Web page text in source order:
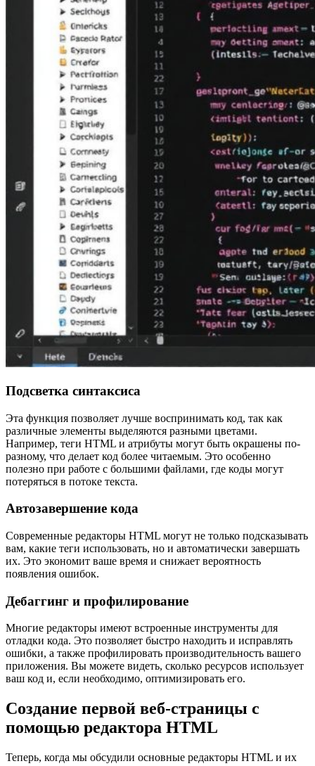
Подсветка синтаксиса
Эта функция позволяет лучше воспринимать код, так как
различные элементы выделяются разными цветами.
Например, теги HTML и атрибуты могут быть окрашены по-
разному, что делает код более читаемым. Это особенно
полезно при работе с большими файлами, где коды могут
потеряться в потоке текста.
Автозавершение кода
Современные редакторы HTML могут не только подсказывать
вам, какие теги использовать, но и автоматически завершать
их. Это экономит ваше время и снижает вероятность
появления ошибок.
Дебаггинг и профилирование
Многие редакторы имеют встроенные инструменты для
отладки кода. Это позволяет быстро находить и исправлять
ошибки, а также профилировать производительность вашего
приложения. Вы можете видеть, сколько ресурсов использует
ваш код и, если необходимо, оптимизировать его.
Создание первой веб-страницы с
помощью редактора HTML
Теперь, когда мы обсудили основные редакторы HTML и их